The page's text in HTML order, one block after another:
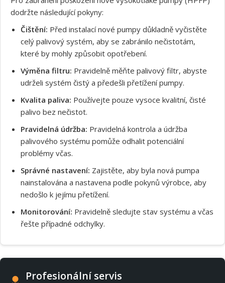
dodržte následující pokyny:
Čištění: Před instalací nové pumpy důkladně vyčistěte
celý palivový systém, aby se zabránilo nečistotám,
které by mohly způsobit opotřebení.
Výměna filtru: Pravidelně měňte palivový filtr, abyste
udrželi systém čistý a předešli přetížení pumpy.
Kvalita paliva: Používejte pouze vysoce kvalitní, čisté
palivo bez nečistot.
Pravidelná údržba: Pravidelná kontrola a údržba
palivového systému pomůže odhalit potenciální
problémy včas.
Správné nastavení: Zajistěte, aby byla nová pumpa
nainstalována a nastavena podle pokynů výrobce, aby
nedošlo k jejímu přetížení.
Monitorování: Pravidelně sledujte stav systému a včas
řešte případné odchylky.
Profesionální servis
Souhlasím s GDPR